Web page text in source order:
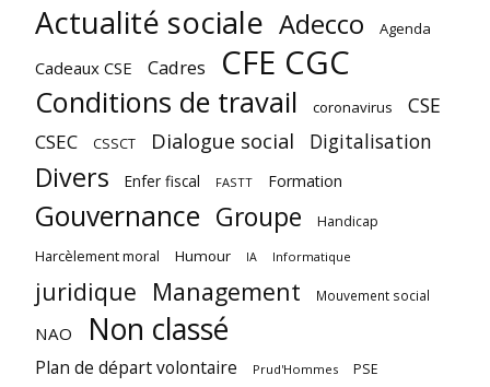
Actualité sociale Adecco Agenda
Cadeaux CSE Cadres CFE CGC
Conditions de travail coronavirus CSE
CSEC CSSCT Dialogue social Digitalisation
Divers Enfer fiscal FASTT Formation
Gouvernance Groupe Handicap
Harcèlement moral Humour IA Informatique
juridique Management Mouvement social
NAO Non classé
Plan de départ volontaire Prud'Hommes PSE